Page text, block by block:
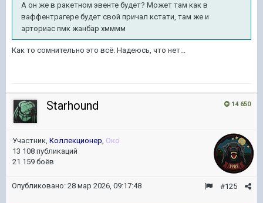
А он же в ракетном эвенте будет? Может там как в
ваффентрагере будет свой причал кстати, там же и
арториас пмк жанбар хмммм
Как то сомнительно это всё. Надеюсь, что нет...
14 650
Starhound
Участник, Коллекционер, Око
13 108 публикаций
21 159 боёв
#125
Опубликовано: 28 мар 2026, 09:17:48